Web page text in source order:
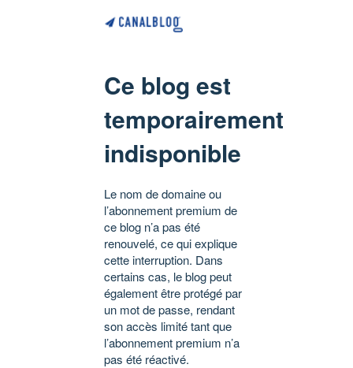
Ce blog est
temporairement
indisponible
Le nom de domaine ou
l’abonnement premium de
ce blog n’a pas été
renouvelé, ce qui explique
cette interruption. Dans
certains cas, le blog peut
également être protégé par
un mot de passe, rendant
son accès limité tant que
l’abonnement premium n’a
pas été réactivé.